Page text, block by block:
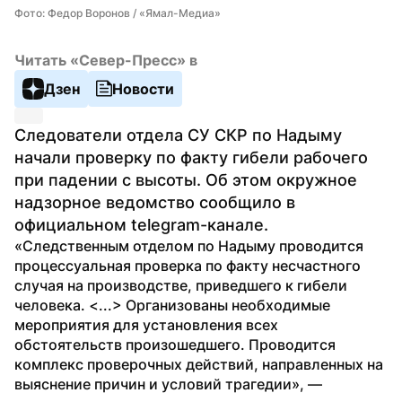
Фото: Федор Воронов / «Ямал-Медиа»
Читать «Север-Пресс» в
Дзен
Новости
Следователи отдела СУ СКР по Надыму
начали проверку по факту гибели рабочего
при падении с высоты. Об этом окружное
надзорное ведомство сообщило в
официальном telegram-канале.
«Следственным отделом по Надыму проводится
процессуальная проверка по факту несчастного
случая на производстве, приведшего к гибели
человека. <...> Организованы необходимые
мероприятия для установления всех
обстоятельств произошедшего. Проводится
комплекс проверочных действий, направленных на